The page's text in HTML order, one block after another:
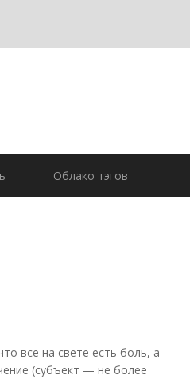
Облако тэгов
все на свете есть боль, а
(субъект — не более